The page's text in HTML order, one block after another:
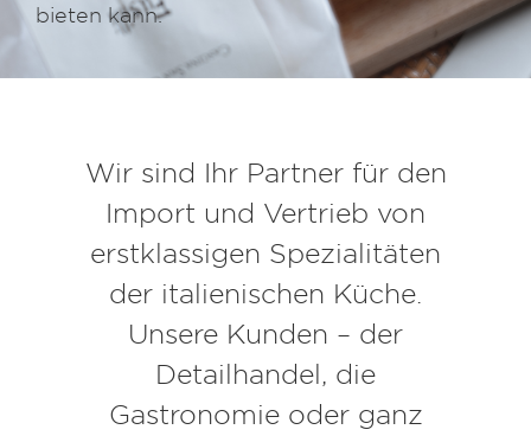
bieten kann.
Wir sind Ihr Partner für den
Import und Vertrieb von
erstklassigen Spezialitäten
der italienischen Küche.
Unsere Kunden – der
Detailhandel, die
Gastronomie oder ganz